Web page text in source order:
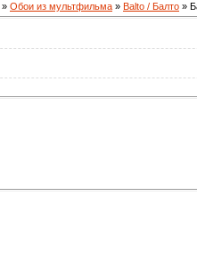
» Обои из мультфильма » Bаlto / Балто »